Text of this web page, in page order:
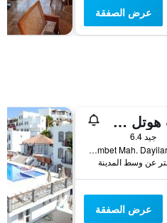
عرض الصفقة
أبارت هوتل سييستا بيتش بودرم
جيد 6.4
Gumbet Mah. Dayilar Sok, 31, بودروم, تركيا
عرض الصفقة